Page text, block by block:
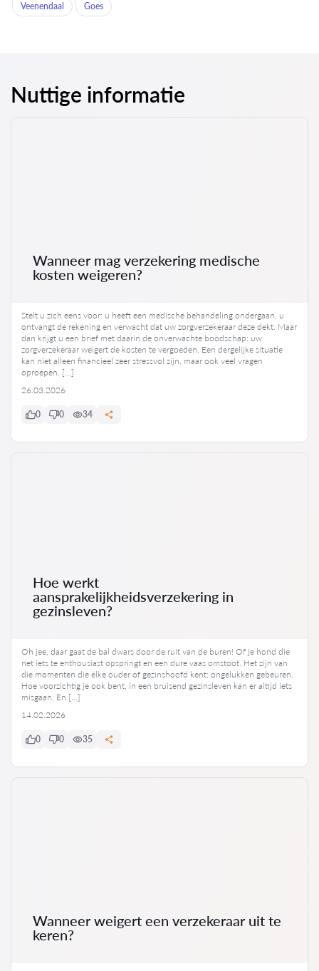
Veenendaal Goes
Nuttige informatie
Wanneer mag verzekering medische
kosten weigeren?
Stelt u zich eens voor: u heeft een medische behandeling ondergaan, u
ontvangt de rekening en verwacht dat uw zorgverzekeraar deze dekt. Maar
dan krijgt u een brief met daarin de onverwachte boodschap: uw
zorgverzekeraar weigert de kosten te vergoeden. Een dergelijke situatie
kan niet alleen financieel zeer stressvol zijn, maar ook veel vragen
oproepen. […]
26.03.2026
0 0 34
Hoe werkt
aansprakelijkheidsverzekering in
gezinsleven?
Oh jee, daar gaat de bal dwars door de ruit van de buren! Of je hond die
net iets te enthousiast opspringt en een dure vaas omstoot. Het zijn van
die momenten die elke ouder of gezinshoofd kent: ongelukken gebeuren.
Hoe voorzichtig je ook bent, in een bruisend gezinsleven kan er altijd iets
misgaan. En […]
14.02.2026
0 0 35
Wanneer weigert een verzekeraar uit te
keren?